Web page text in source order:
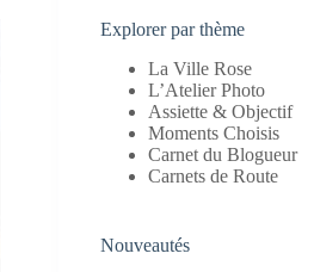
Explorer par thème
La Ville Rose
L’Atelier Photo
Assiette & Objectif
Moments Choisis
Carnet du Blogueur
Carnets de Route
Nouveautés